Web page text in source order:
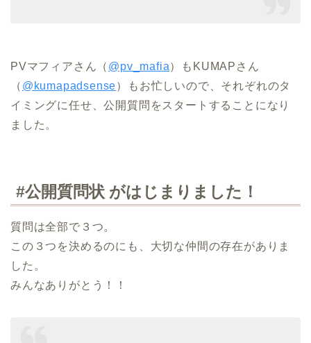
PVマフィアさん（ @pv_mafia）もKUMAPさん
（ @kumapadsense）もお忙しいので、それぞれのタ
イミングに任せ、公開質問をスタートすることになり
ました。
#公開質問状 がはじまりました！
質問は全部で３つ。
この３つを決めるのにも、大切な仲間の存在がありま
した。
みんなありがとう！！